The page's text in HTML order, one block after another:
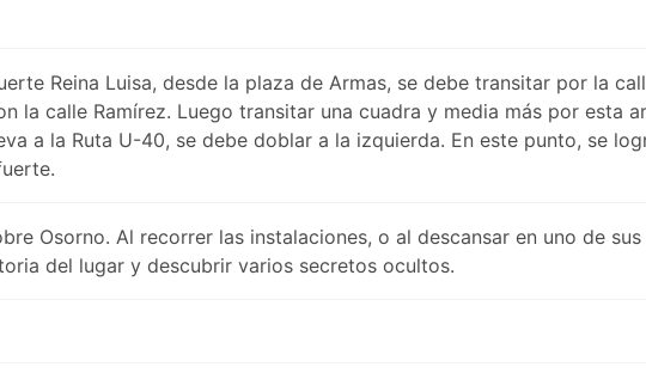
Reina Luisa, desde la plaza de Armas, se debe transitar por la
la calle Ramírez. Luego transitar una cuadra y media más por esta
a la Ruta U-40, se debe doblar a la izquierda. En este punto, se
Osorno. Al recorrer las instalaciones, o al descansar en uno de sus
del lugar y descubrir varios secretos ocultos.